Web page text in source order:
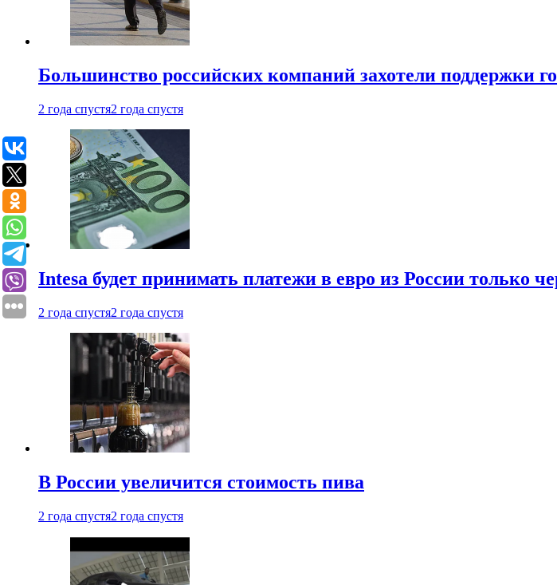
Большинство российских компаний захотели поддержки
2 года спустя2 года спустя
Intesa будет принимать платежи в евро из России только
2 года спустя2 года спустя
В России увеличится стоимость пива
2 года спустя2 года спустя